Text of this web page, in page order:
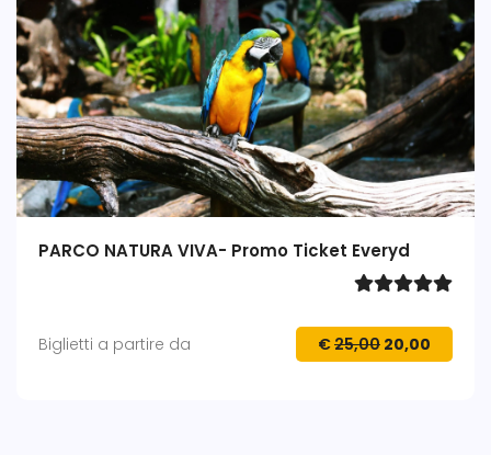
PARCO NATURA VIVA- Promo Ticket Everyd
Biglietti a partire da €25,00 20,00